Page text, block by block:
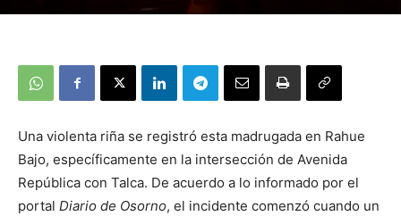
Una violenta riña se registró esta madrugada en Rahue
Bajo, específicamente en la intersección de Avenida
República con Talca. De acuerdo a lo informado por el
portal Diario de Osorno, el incidente comenzó cuando un